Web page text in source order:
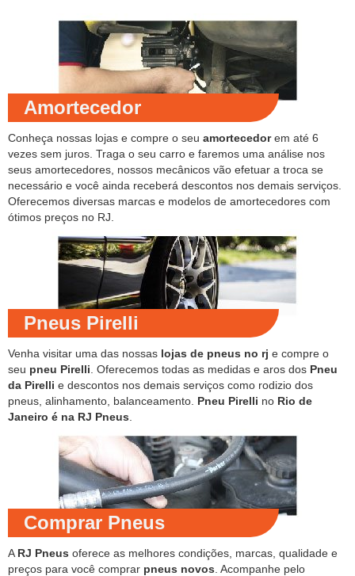
Amortecedor
Conheça nossas lojas e compre o seu amortecedorem até 6
vezes sem juros. Traga o seu carro e faremos uma análise nos
seus amortecedores, nossos mecânicos vão efetuar a troca se
necessário e você ainda receberá descontos nos demais serviços.
Oferecemos diversas marcas e modelos de amortecedores com
ótimos preços no RJ.
Pneus Pirelli
Venha visitar uma das nossas lojas de pneus no rj e compre o
seu pneu Pirelli . Oferecemos todas as medidas e aros dos Pneu
da Pirelli e descontos nos demais serviços como rodizio dos
pneus, alinhamento, balanceamento. Pneu Pirelli no Rio de
Janeiro é na RJ Pneus
Comprar Pneus
A RJ Pneus oferece as melhores condições, marcas, qualidade e
preços para você comprar pneus novos . Acompanhe pelo